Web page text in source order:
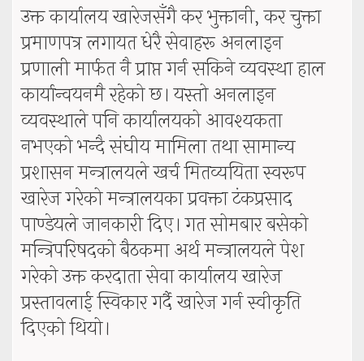
उक्त कार्यालय खारेजसँगै कर भुक्तानी, कर चुक्ता
प्रमाणपत्र लगायत धेरै सेवाहरू अनलाइन
प्रणाली मार्फत नै प्राप्त गर्न सकिने व्यवस्था हाल
कार्यान्वयनमै रहेको छ। यस्तो अनलाइन
व्यवस्थाले पनि कार्यालयको आवश्यकता
नभएको भन्दै संघीय मामिला तथा सामान्य
प्रशासन मन्त्रालयले खर्च मितव्ययिता स्वरूप
खारेज गरेको मन्त्रालयका प्रवक्ता टंकप्रसाद
पाण्डेयले जानकारी दिए। गत सोमबार बसेको
मन्त्रिपरिषदको बैठकमा अर्थ मन्त्रालयले पेश
गरेको उक्त करदाता सेवा कार्यालय खारेज
प्रस्तावलाई स्विकार गर्दै खारेज गर्न स्वीकृति
दिएको थियो।